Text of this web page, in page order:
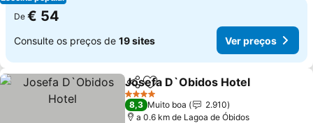
De € 54
Consulte os preços de 19 sites Ver preços
PartilharAdicionar aos favoritos
Josefa D`Obidos Hotel
4 Estrelas
8,3 Muito boa
2.910
a 0.6 km de Lagoa de Óbidos